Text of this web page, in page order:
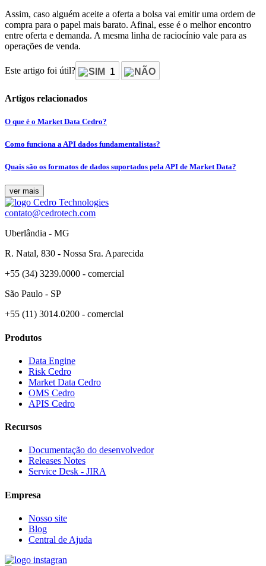
Assim, caso alguém aceite a oferta a bolsa vai emitir uma ordem de
compra para o papel mais barato. Afinal, esse é o melhor encontro
entre oferta e demanda. A mesma linha de raciocínio vale para as
operações de venda.
Este artigo foi útil? SIM 1 NÃO
Artigos relacionados
O que é o Market Data Cedro?
Como funciona a API dados fundamentalistas?
Quais são os formatos de dados suportados pela API de Market Data?
ver mais
contato@cedrotech.com
Uberlândia - MG
R. Natal, 830 - Nossa Sra. Aparecida
+55 (34) 3239.0000 - comercial
São Paulo - SP
+55 (11) 3014.0200 - comercial
Produtos
Data Engine
Risk Cedro
Market Data Cedro
OMS Cedro
APIS Cedro
Recursos
Documentação do desenvolvedor
Releases Notes
Service Desk - JIRA
Empresa
Nosso site
Blog
Central de Ajuda